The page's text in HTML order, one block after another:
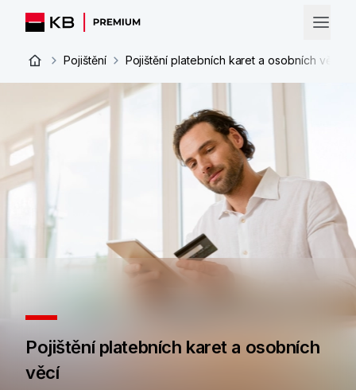
Pojištění Pojištění platebních karet a osobních věcí
Pojištění platebních karet a osobních
věcí